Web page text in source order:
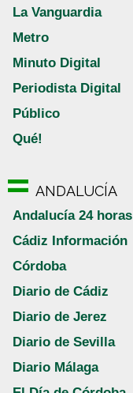
La Vanguardia
Metro
Minuto Digital
Periodista Digital
Público
Qué!
ANDALUCÍA
Andalucía 24 horas
Cádiz Información
Córdoba
Diario de Cádiz
Diario de Jerez
Diario de Sevilla
Diario Málaga